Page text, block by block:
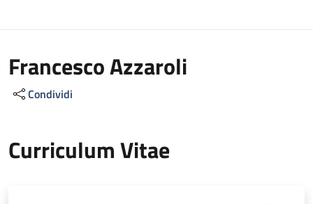
Francesco Azzaroli
Condividi
Curriculum Vitae